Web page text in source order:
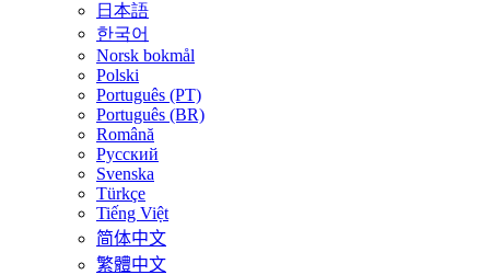
日本語
한국어
Norsk bokmål
Polski
Português (PT)
Português (BR)
Română
Русский
Svenska
Türkçe
Tiếng Việt
简体中文
繁體中文